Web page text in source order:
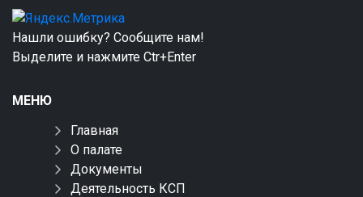
Нашли ошибку? Сообщите нам!
Выделите и нажмите Ctr+Enter
МЕНЮ
Главная
О палате
Документы
Деятельность КСП